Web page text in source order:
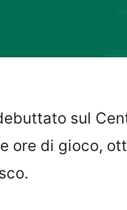
sul
ore di gioco,